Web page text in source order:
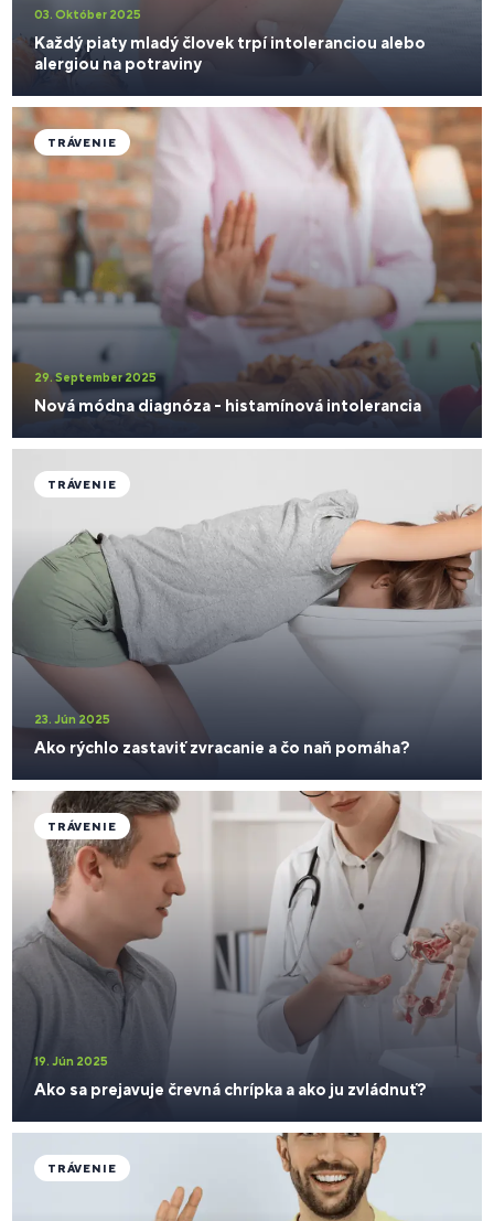
03. Október 2025
Každý piaty mladý človek trpí intoleranciou alebo
alergiou na potraviny
29. September 2025
Nová módna diagnóza - histamínová intolerancia
TRÁVENIE
23. Jún 2025
Ako rýchlo zastaviť zvracanie a čo naň pomáha?
TRÁVENIE
19. Jún 2025
Ako sa prejavuje črevná chrípka a ako ju zvládnuť?
TRÁVENIE
TRÁVENIE